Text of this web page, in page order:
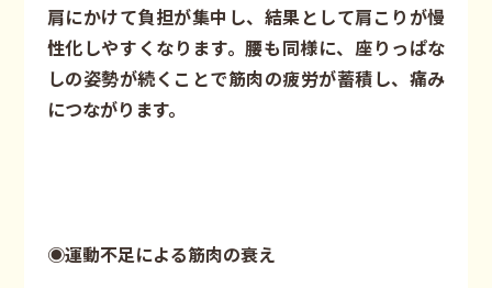
肩にかけて負担が集中し、結果として肩こりが慢
性化しやすくなります。腰も同様に、座りっぱな
しの姿勢が続くことで筋肉の疲労が蓄積し、痛み
につながります。
◉運動不足による筋肉の衰え